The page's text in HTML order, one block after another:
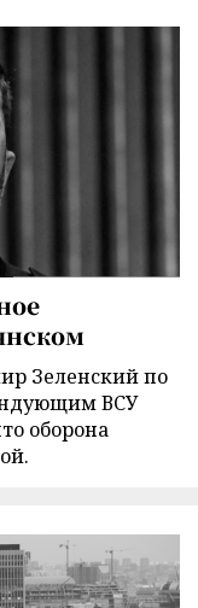
Зеленский по
ВСУ
оборона